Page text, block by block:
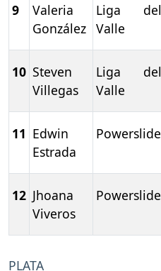
9
Valeria
González
Liga del
Valle
10 Steven
Villegas
Liga del
Valle
11 Edwin
Estrada
Powerslide
12 Jhoana
Viveros
Powerslide
PLATA